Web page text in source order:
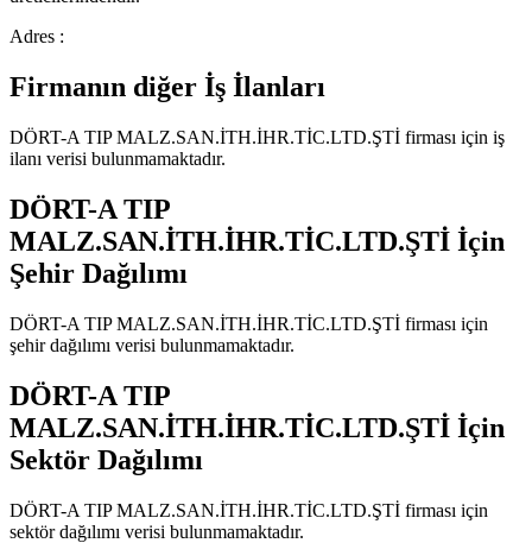
Adres :
Firmanın diğer İş İlanları
DÖRT-A TIP MALZ.SAN.İTH.İHR.TİC.LTD.ŞTİ firması için iş
ilanı verisi bulunmamaktadır.
DÖRT-A TIP
MALZ.SAN.İTH.İHR.TİC.LTD.ŞTİ İçin
Şehir Dağılımı
DÖRT-A TIP MALZ.SAN.İTH.İHR.TİC.LTD.ŞTİ firması için
şehir dağılımı verisi bulunmamaktadır.
DÖRT-A TIP
MALZ.SAN.İTH.İHR.TİC.LTD.ŞTİ İçin
Sektör Dağılımı
DÖRT-A TIP MALZ.SAN.İTH.İHR.TİC.LTD.ŞTİ firması için
sektör dağılımı verisi bulunmamaktadır.